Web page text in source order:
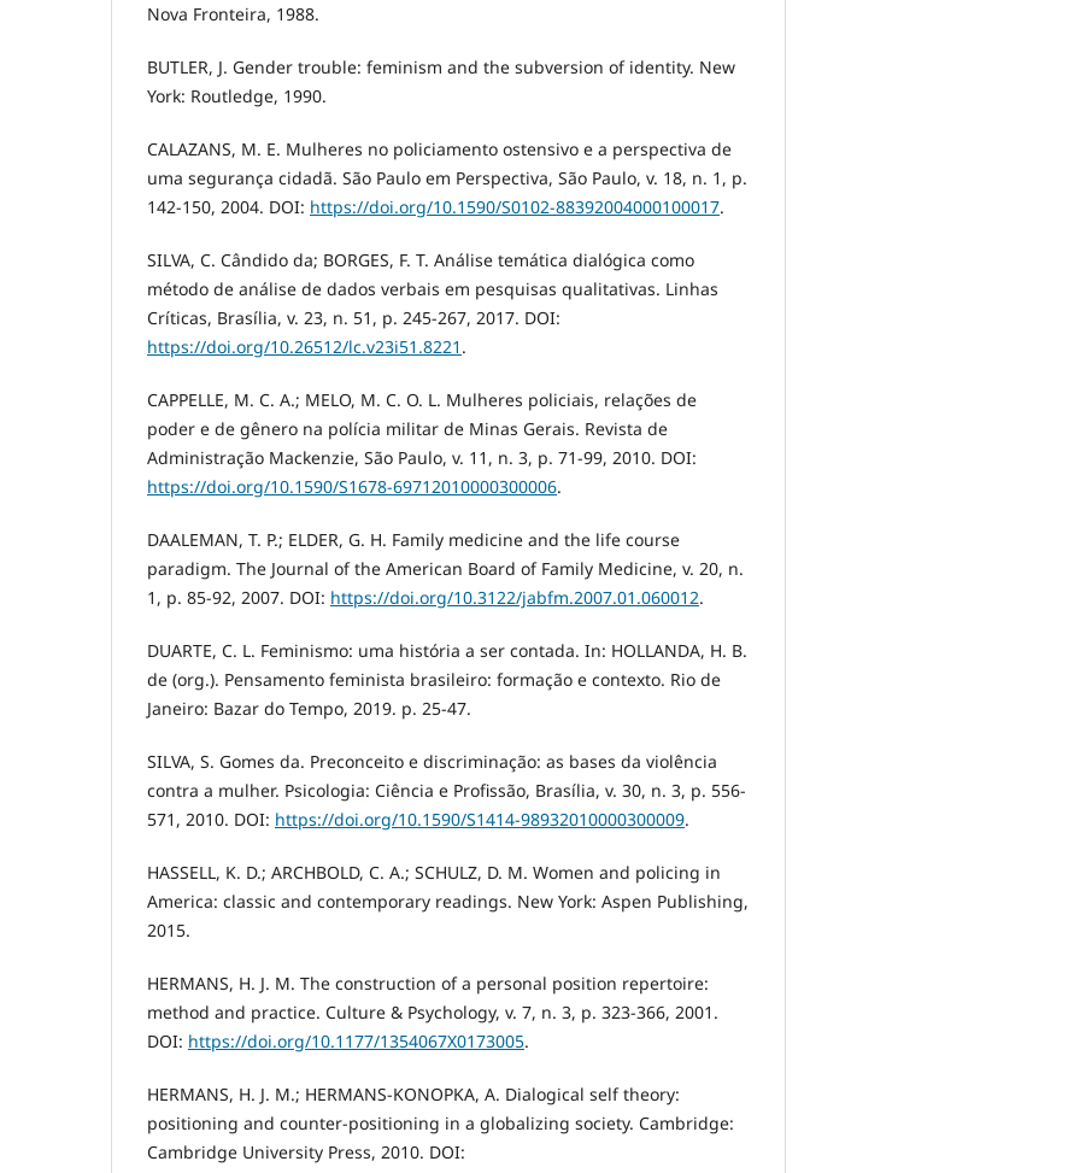
Nova Fronteira, 1988.
BUTLER, J. Gender trouble: feminism and the subversion of identity. New
York: Routledge, 1990.
CALAZANS, M. E. Mulheres no policiamento ostensivo e a perspectiva de
uma segurança cidadã. São Paulo em Perspectiva, São Paulo, v. 18, n. 1, p.
142-150, 2004. DOI: https://doi.org/10.1590/S0102-88392004000100017.
SILVA, C. Cândido da; BORGES, F. T. Análise temática dialógica como
método de análise de dados verbais em pesquisas qualitativas. Linhas
Críticas, Brasília, v. 23, n. 51, p. 245-267, 2017. DOI:
https://doi.org/10.26512/lc.v23i51.8221 .
CAPPELLE, M. C. A.; MELO, M. C. O. L. Mulheres policiais, relações de
poder e de gênero na polícia militar de Minas Gerais. Revista de
Administração Mackenzie, São Paulo, v. 11, n. 3, p. 71-99, 2010. DOI:
https://doi.org/10.1590/S1678-69712010000300006.
DAALEMAN, T. P.; ELDER, G. H. Family medicine and the life course
paradigm. The Journal of the American Board of Family Medicine, v. 20, n.
1, p. 85-92, 2007. DOI: https://doi.org/10.3122/jabfm.2007.01.060012.
DUARTE, C. L. Feminismo: uma história a ser contada. In: HOLLANDA, H. B.
de (org.). Pensamento feminista brasileiro: formação e contexto. Rio de
Janeiro: Bazar do Tempo, 2019. p. 25-47.
SILVA, S. Gomes da. Preconceito e discriminação: as bases da violência
contra a mulher. Psicologia: Ciência e Profissão, Brasília, v. 30, n. 3, p. 556-
571, 2010. DOI: https://doi.org/10.1590/S1414-98932010000300009.
HASSELL, K. D.; ARCHBOLD, C. A.; SCHULZ, D. M. Women and policing in
America: classic and contemporary readings. New York: Aspen Publishing,
2015.
HERMANS, H. J. M. The construction of a personal position repertoire:
method and practice. Culture & Psychology, v. 7, n. 3, p. 323-366, 2001.
DOI: https://doi.org/10.1177/1354067X0173005.
HERMANS, H. J. M.; HERMANS-KONOPKA, A. Dialogical self theory:
positioning and counter-positioning in a globalizing society. Cambridge:
Cambridge University Press, 2010. DOI: